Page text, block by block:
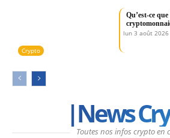
Crypto
Qu’est-ce
lun 3 août 2026
|News
Toutes nos infos crypto en